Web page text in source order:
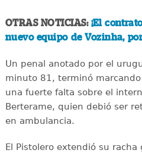
OTRAS NOTICIAS:¡El
nuevo equipo de Vozinha,
Un penal anotado por el
minuto 81, terminó
una fuerte falta sobre el
Berterame, quien debió ser
en ambulancia.
El Pistolero extendió su racha